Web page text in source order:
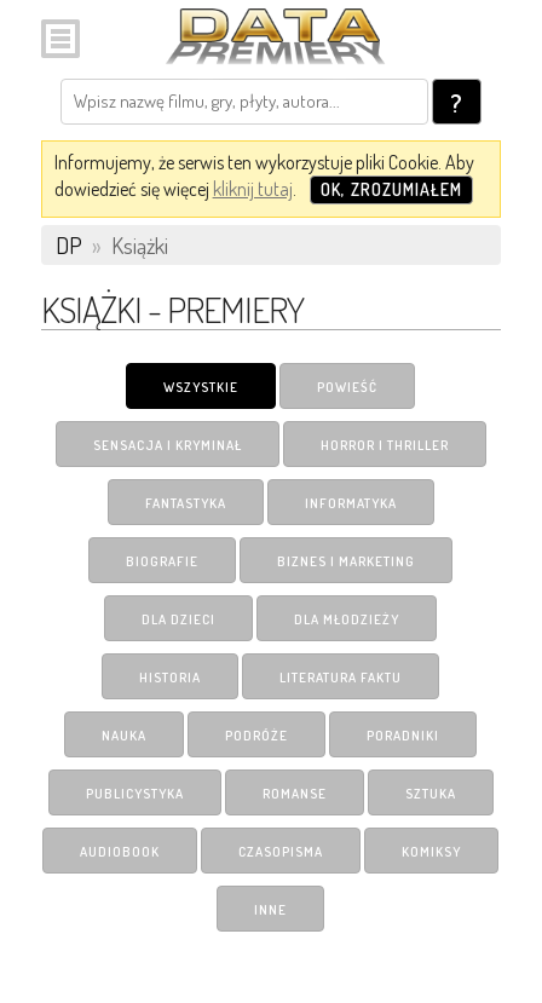
?
Informujemy, że serwis ten wykorzystuje pliki Cookie. Aby
dowiedzieć się więcej kliknij tutaj. OK, ZROZUMIAŁEM
DP » Książki
KSIĄŻKI - PREMIERY
WSZYSTKIE POWIEŚĆ
SENSACJA I KRYMINAŁ HORROR I THRILLER
FANTASTYKA INFORMATYKA
BIOGRAFIE BIZNES I MARKETING
DLA DZIECI DLA MŁODZIEŻY
HISTORIA LITERATURA FAKTU
NAUKA PODRÓŻE PORADNIKI
PUBLICYSTYKA ROMANSE SZTUKA
AUDIOBOOK CZASOPISMA KOMIKSY
INNE